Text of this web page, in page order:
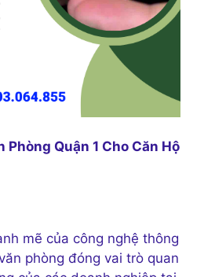
Phòng Quận 1 Cho Căn Hộ
mẽ của công nghệ thông
phòng đóng vai trò quan